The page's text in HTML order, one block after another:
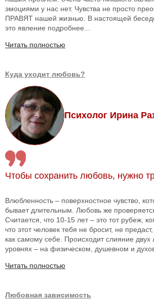
эмоциями у нас нет. Чувства не просто
ПРАВЯТ нашей жизнью. В настоящей
это явление подробнее...
Читать полностью
Куда уходит любовь?
Психолог Ирина
Чтобы сохранить любовь, нужно
Влюбленность – поверхностное чувство,
бывает длительным. Любовь же
Считается, что 10-15 лет – это тот рубеж,
что этот человек тебя не бросит, не
как самому себе. Происходит слияние
уровнях – на физическом, душевном и
Читать полностью
Любовная зависимость